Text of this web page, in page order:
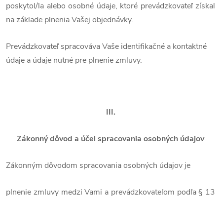
poskytol/la alebo osobné údaje, ktoré prevádzkovateľ získal
na základe plnenia Vašej objednávky.
Prevádzkovateľ spracováva Vaše identifikačné a kontaktné
údaje a údaje nutné pre plnenie zmluvy.
III.
Zákonný dôvod a účel spracovania osobných údajov
Zákonným dôvodom spracovania osobných údajov je
plnenie zmluvy medzi Vami a prevádzkovateľom podľa § 13